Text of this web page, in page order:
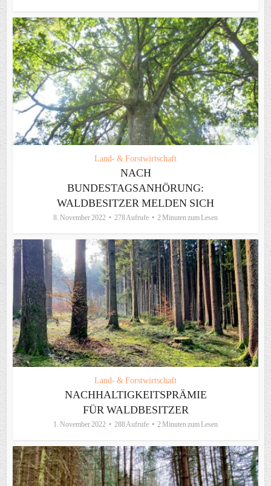
Land- & Forstwirtschaft
NACH
BUNDESTAGSANHÖRUNG:
WALDBESITZER MELDEN SICH
8. November 2022 278 Aufrufe 2 Minuten zum Lesen
Land- & Forstwirtschaft
NACHHALTIGKEITSPRÄMIE
FÜR WALDBESITZER
1. November 2022 288 Aufrufe 2 Minuten zum Lesen